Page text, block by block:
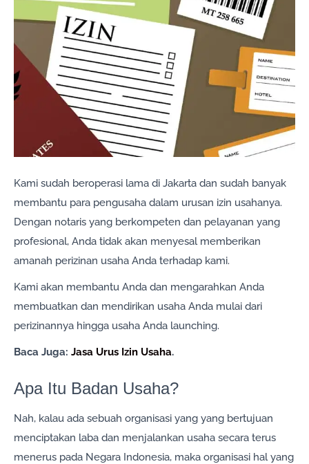
Kami sudah beroperasi lama di Jakarta dan sudah banyak
membantu para pengusaha dalam urusan izin usahanya.
Dengan notaris yang berkompeten dan pelayanan yang
profesional, Anda tidak akan menyesal memberikan
amanah perizinan usaha Anda terhadap kami.
Kami akan membantu Anda dan mengarahkan Anda
membuatkan dan mendirikan usaha Anda mulai dari
perizinannya hingga usaha Anda launching.
Baca Juga: Jasa Urus Izin Usaha.
Apa Itu Badan Usaha?
Nah, kalau ada sebuah organisasi yang yang bertujuan
menciptakan laba dan menjalankan usaha secara terus
menerus pada Negara Indonesia, maka organisasi hal yang